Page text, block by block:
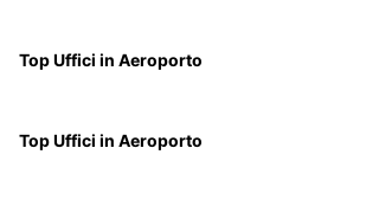
Top Uffici in Aeroporto
Top Uffici in Aeroporto